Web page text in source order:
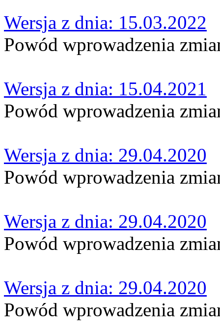
Wersja z dnia: 15.03.2022
Powód wprowadzenia
Wersja z dnia: 15.04.2021
Powód wprowadzenia
Wersja z dnia: 29.04.2020
Powód wprowadzenia
Wersja z dnia: 29.04.2020
Powód wprowadzenia
Wersja z dnia: 29.04.2020
Powód wprowadzenia